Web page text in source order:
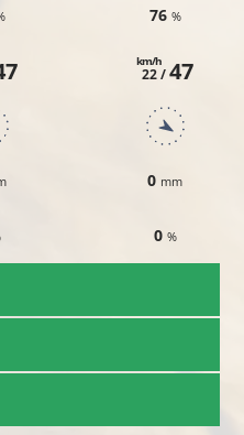
76 %
22 /
km/h 47
0 mm
0 %